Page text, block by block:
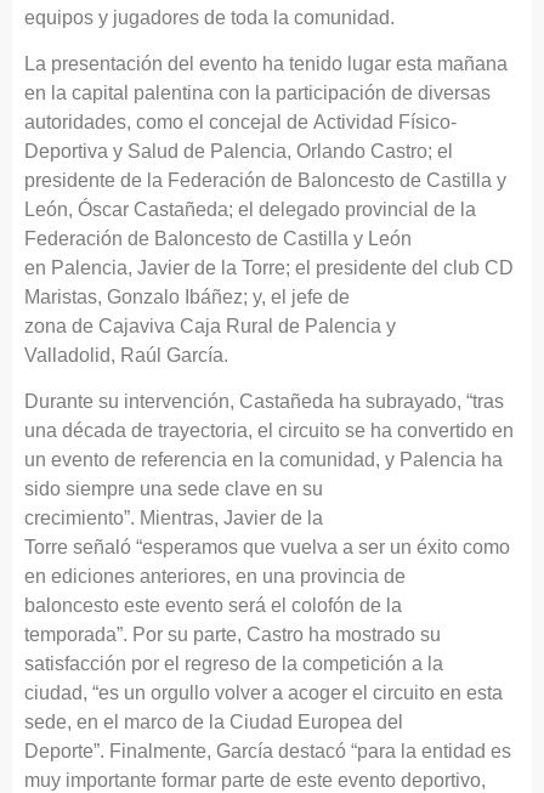
equipos y jugadores de toda la comunidad.
La presentación del evento ha tenido lugar esta mañana
en la capital palentina con la participación de diversas
autoridades, como el concejal de Actividad Físico-
Deportiva y Salud de Palencia, Orlando Castro; el
presidente de la Federación de Baloncesto de Castilla y
León, Óscar Castañeda; el delegado provincial de la
Federación de Baloncesto de Castilla y León
en Palencia, Javier de la Torre; el presidente del club CD
Maristas, Gonzalo Ibáñez; y, el jefe de
zona de Cajaviva Caja Rural de Palencia y
Valladolid, Raúl García.
Durante su intervención, Castañeda ha subrayado, “tras
una década de trayectoria, el circuito se ha convertido en
un evento de referencia en la comunidad, y Palencia ha
sido siempre una sede clave en su
crecimiento”. Mientras, Javier de la
Torre señaló “esperamos que vuelva a ser un éxito como
en ediciones anteriores, en una provincia de
baloncesto este evento será el colofón de la
temporada”. Por su parte, Castro ha mostrado su
satisfacción por el regreso de la competición a la
ciudad, “es un orgullo volver a acoger el circuito en esta
sede, en el marco de la Ciudad Europea del
Deporte”. Finalmente, García destacó “para la entidad es
muy importante formar parte de este evento deportivo,